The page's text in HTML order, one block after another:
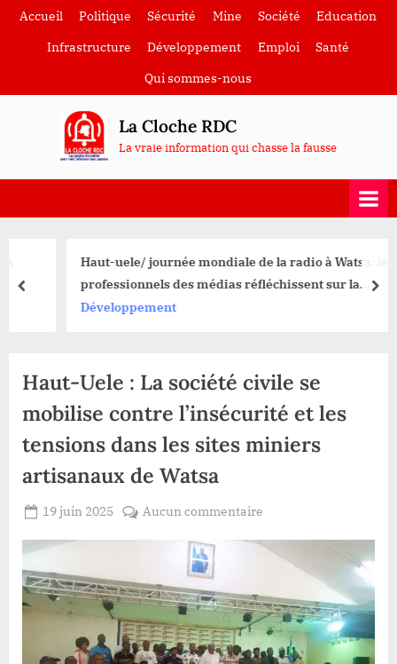
SkipAccueil Politique Sécurité Mine Société
Education
Infrastructure
Développement Emploi
Santé
Qui sommes-nous
La Cloche RDC
La vraie information qui chasse la fausse
Haut-uele/ journée mondiale de la radio à Watsa: les
professionnels des médias réfléchissent sur la
désinformation en période de crise sécuritaire
Développement
prev
Haut-Uele : La société civile se
mobilise contre l’insécurité et les
tensions dans les sites miniers
artisanaux de Watsa
Posted
19 juin 2025
Aucun commentaire
Uele
La
société
civile
se